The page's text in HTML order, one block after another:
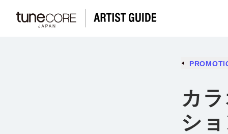
カ
シ